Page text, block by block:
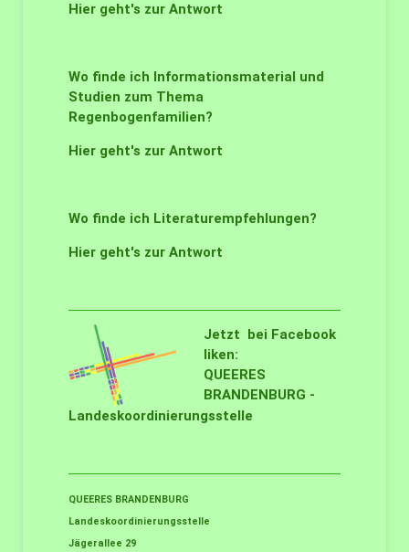
Hier geht's zur Antwort
Wo finde ich Informationsmaterial und
Studien zum Thema
Regenbogenfamilien?
Hier geht's zur Antwort
Wo finde ich Literaturempfehlungen?
Hier geht's zur Antwort
Jetzt bei Facebook
liken:
QUEERES
BRANDENBURG -
Landeskoordinierungsstelle
QUEERES BRANDENBURG
Landeskoordinierungsstelle
Jägerallee 29